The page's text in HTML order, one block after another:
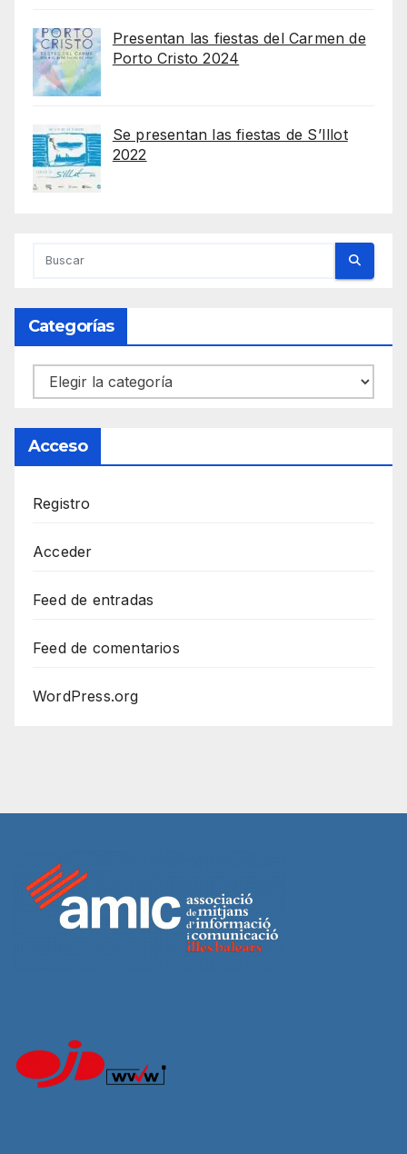
Presentan las fiestas del Carmen de
Porto Cristo 2024
Se presentan las fiestas de S’Illot
2022
Categorías
Categorías
Acceso
Registro
Acceder
Feed de entradas
Feed de comentarios
WordPress.org